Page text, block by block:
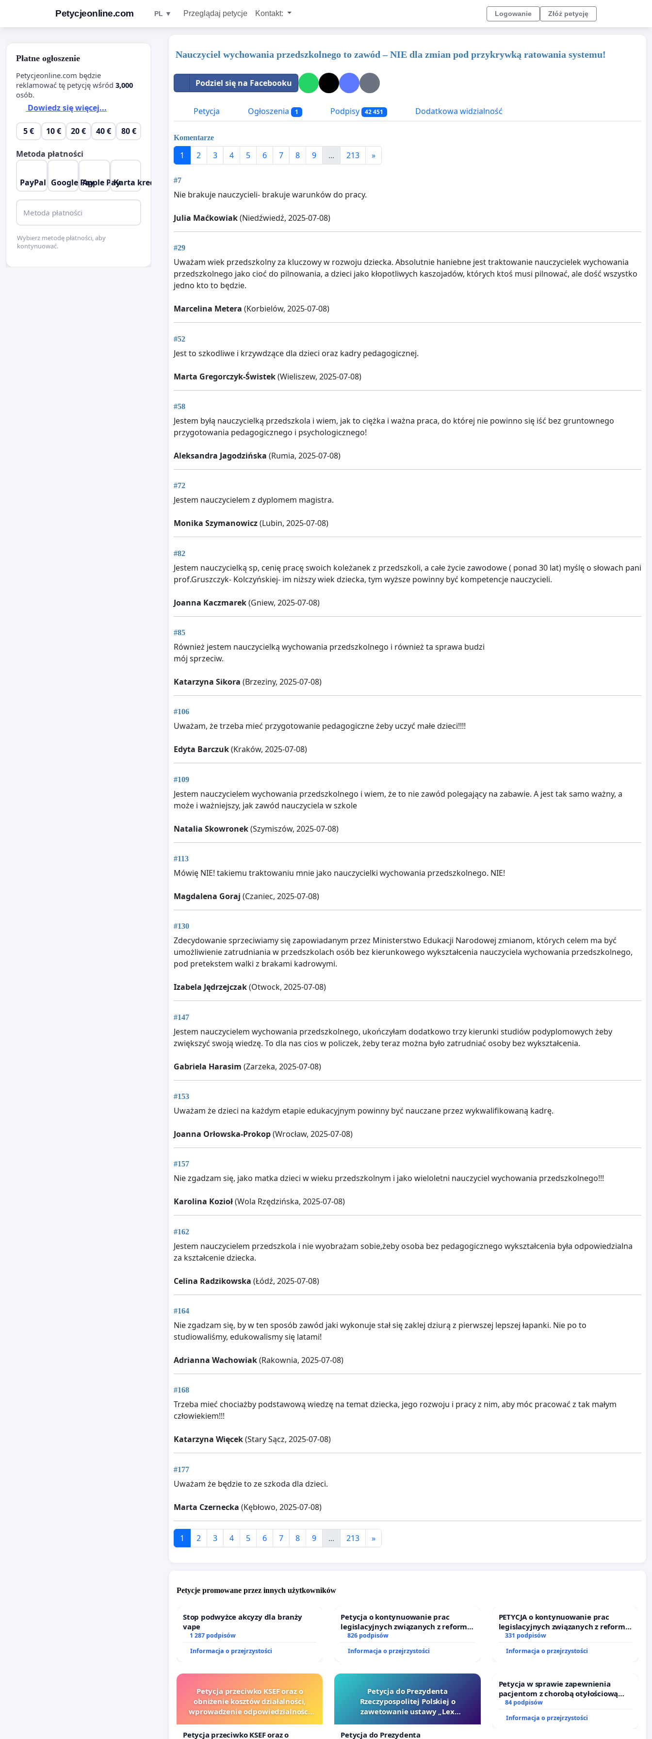
Petycjeonline.com PL ▼ Przeglądaj petycje Kontakt: Logowanie Złóż petycję
Nauczyciel wychowania przedszkolnego to zawód – NIE dla zmian pod przykrywką ratowania systemu!
Podziel się na Facebooku
Petycja Ogłoszenia 1 Podpisy 42 451 Dodatkowa widzialność
Komentarze
1 2 3 4 5 6 7 8 9 ... 213 »
#7
Nie brakuje nauczycieli- brakuje warunków do pracy.
Julia Maćkowiak(Niedźwiedź, 2025-07-08)
#29
Uważam wiek przedszkolny za kluczowy w rozwoju dziecka. Absolutnie haniebne jest traktowanie nauczycielek wychowania
przedszkolnego jako cioć do pilnowania, a dzieci jako kłopotliwych kaszojadów, których ktoś musi pilnować, ale dość wszystko
jedno kto to będzie.
Marcelina Metera (Korbielów, 2025-07-08)
#52
Jest to szkodliwe i krzywdzące dla dzieci oraz kadry pedagogicznej.
Marta Gregorczyk-Świstek(Wieliszew, 2025-07-08)
#58
Jestem byłą nauczycielką przedszkola i wiem, jak to ciężka i ważna praca, do której nie powinno się iść bez gruntownego
przygotowania pedagogicznego i psychologicznego!
Aleksandra Jagodzińska (Rumia, 2025-07-08)
#72
Jestem nauczycielem z dyplomem magistra.
Monika Szymanowicz(Lubin, 2025-07-08)
#82
Jestem nauczycielką sp, cenię pracę swoich koleżanek z przedszkoli, a całe życie zawodowe ( ponad 30 lat) myślę o słowach pani
prof.Gruszczyk- Kolczyńskiej- im niższy wiek dziecka, tym wyższe powinny być kompetencje nauczycieli.
Joanna Kaczmarek(Gniew, 2025-07-08)
#85
Również jestem nauczycielką wychowania przedszkolnego i również ta sprawa budzi
mój sprzeciw.
Katarzyna Sikora (Brzeziny, 2025-07-08)
#106
Uważam, że trzeba mieć przygotowanie pedagogiczne żeby uczyć małe dzieci!!!!
Edyta Barczuk(Kraków, 2025-07-08)
#109
Jestem nauczycielem wychowania przedszkolnego i wiem, że to nie zawód polegający na zabawie. A jest tak samo ważny, a
może i ważniejszy, jak zawód nauczyciela w szkole
Natalia Skowronek(Szymiszów, 2025-07-08)
#113
Mówię NIE! takiemu traktowaniu mnie jako nauczycielki wychowania przedszkolnego. NIE!
Magdalena Goraj (Czaniec, 2025-07-08)
#130
Zdecydowanie sprzeciwiamy się zapowiadanym przez Ministerstwo Edukacji Narodowej zmianom, których celem ma być
umożliwienie zatrudniania w przedszkolach osób bez kierunkowego wykształcenia nauczyciela wychowania przedszkolnego,
pod pretekstem walki z brakami kadrowymi.
Izabela Jędrzejczak(Otwock, 2025-07-08)
#147
Jestem nauczycielem wychowania przedszkolnego, ukończyłam dodatkowo trzy kierunki studiów podyplomowych żeby
zwiększyć swoją wiedzę. To dla nas cios w policzek, żeby teraz można było zatrudniać osoby bez wykształcenia.
Gabriela Harasim (Zarzeka, 2025-07-08)
#153
Uważam że dzieci na każdym etapie edukacyjnym powinny być nauczane przez wykwalifikowaną kadrę.
Joanna Orłowska-Prokop(Wrocław, 2025-07-08)
#157
Nie zgadzam się, jako matka dzieci w wieku przedszkolnym i jako wieloletni nauczyciel wychowania przedszkolnego!!!
Karolina Kozioł(Wola Rzędzińska, 2025-07-08)
#162
Jestem nauczycielem przedszkola i nie wyobrażam sobie,żeby osoba bez pedagogicznego wykształcenia była odpowiedzialna
za kształcenie dziecka.
Celina Radzikowska (Łódź, 2025-07-08)
#164
Nie zgadzam się, by w ten sposób zawód jaki wykonuje stał się zaklej dziurą z pierwszej lepszej łapanki. Nie po to
studiowaliśmy, edukowalismy się latami!
Adrianna Wachowiak(Rakownia, 2025-07-08)
#168
Trzeba mieć chociażby podstawową wiedzę na temat dziecka, jego rozwoju i pracy z nim, aby móc pracować z tak małym
człowiekiem!!!
Katarzyna Więcek(Stary Sącz, 2025-07-08)
#177
Uważam że będzie to ze szkoda dla dzieci.
Marta Czernecka (Kębłowo, 2025-07-08)
1 2 3 4 5 6 7 8 9 ... 213 »
Petycje promowane przez innych użytkowników
Stop podwyżce akcyzy dla branży
vape
1 287 podpisów
Informacja o przejrzystości
Petycja o kontynuowanie prac
legislacyjnych związanych z reformą
prawa rodzinnego
826 podpisów
Informacja o przejrzystości
PETYCJA o kontynuowanie prac
legislacyjnych związanych z reformą
prawa rodzinnego
331 podpisów
Informacja o przejrzystości
Petycja przeciwko KSEF oraz o
obniżenie kosztów działalności,
wprowadzenie odpowiedzialności
i sędziów
Petycja przeciwko KSEF oraz o
Petycja do Prezydenta
Rzeczypospolitej Polskiej o
zawetowanie ustawy „Lex
Petycja do Prezydenta
Petycja w sprawie zapewnienia
pacjentom z chorobą otyłościową
dostępu do kompleksowego leczenia
oraz programów profilaktycznych.
84 podpisów
Informacja o przejrzystości
Płatne ogłoszenie
Petycjeonline.com będzie
reklamować tę petycję wśród 3,000
osób.
Dowiedz się więcej...
5 € 10 € 20 € 40 € 80 €
Metoda płatności
PayPal Google PayApple PayKarta kredytowa
Metoda płatności
Wybierz metodę płatności, aby
kontynuować.